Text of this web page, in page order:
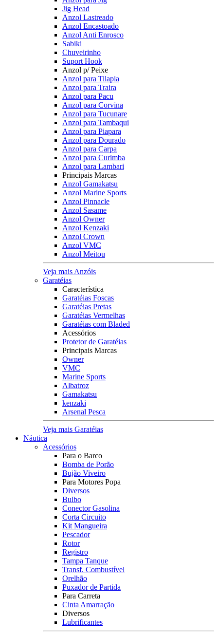
Jig Head
Anzol Lastreado
Anzol Encastoado
Anzol Anti Enrosco
Sabiki
Chuveirinho
Suport Hook
Anzol p/ Peixe
Anzol para Tilapia
Anzol para Traira
Anzol para Pacu
Anzol para Corvina
Anzol para Tucunare
Anzol para Tambaqui
Anzol para Piapara
Anzol para Dourado
Anzol para Carpa
Anzol para Curimba
Anzol para Lambari
Principais Marcas
Anzol Gamakatsu
Anzol Marine Sports
Anzol Pinnacle
Anzol Sasame
Anzol Owner
Anzol Kenzaki
Anzol Crown
Anzol VMC
Anzol Meitou
Veja mais Anzóis
Garatéias
Característica
Garatéias Foscas
Garatéias Pretas
Garatéias Vermelhas
Garatéias com Bladed
Acessórios
Protetor de Garatéias
Principais Marcas
Owner
VMC
Marine Sports
Albatroz
Gamakatsu
kenzaki
Arsenal Pesca
Veja mais Garatéias
Náutica
Acessórios
Para o Barco
Bomba de Porão
Bujão Viveiro
Para Motores Popa
Diversos
Bulbo
Conector Gasolina
Corta Circuito
Kit Mangueira
Pescador
Rotor
Registro
Tampa Tanque
Transf. Combustível
Orelhão
Puxador de Partida
Para Carreta
Cinta Amarração
Diversos
Lubrificantes